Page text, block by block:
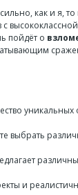
как и я,
с
пойдёт о
выбрать
и